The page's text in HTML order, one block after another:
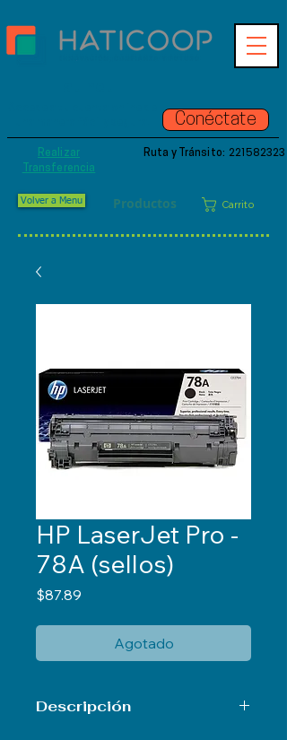
Conéctate
Realizar
Transferencia
Ruta y Tránsito: 221582323
Volver a Menu Productos Carrito
HP LaserJet Pro -
78A (sellos)
$87.89
Agotado
Descripción